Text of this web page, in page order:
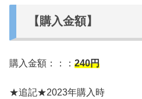
【購入金額】
購入金額：：： 240円
★追記★2023年購入時